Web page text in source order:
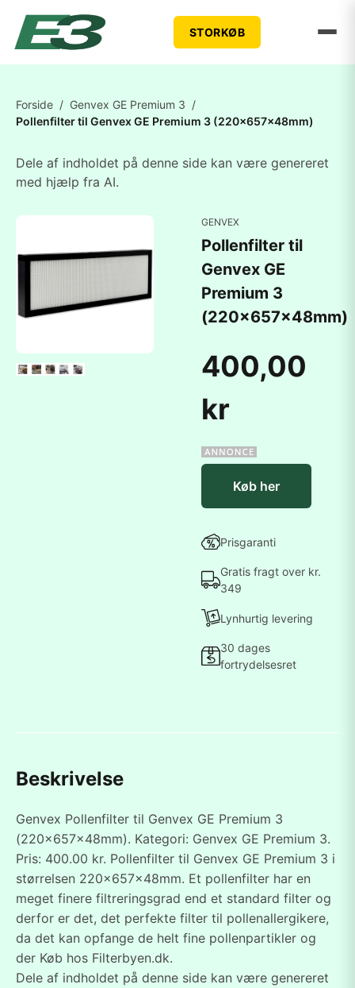
STORKØB
Forside / Genvex GE Premium 3 /
Pollenfilter til Genvex GE Premium 3 (220x657x48mm)
Dele af indholdet på denne side kan være genereret
med hjælp fra AI.
GENVEX
Pollenfilter til
Genvex GE
Premium 3
(220x657x48mm)
400,00
kr
Køb her
Prisgaranti
Gratis fragt over kr.
349
Lynhurtig levering
30 dages
fortrydelsesret
Beskrivelse
Genvex Pollenfilter til Genvex GE Premium 3
(220x657x48mm). Kategori: Genvex GE Premium 3.
Pris: 400.00 kr. Pollenfilter til Genvex GE Premium 3 i
størrelsen 220x657x48mm. Et pollenfilter har en
meget finere filtreringsgrad end et standard filter og
derfor er det, det perfekte filter til pollenallergikere,
da det kan opfange de helt fine pollenpartikler og
der Køb hos Filterbyen.dk.
Dele af indholdet på denne side kan være genereret